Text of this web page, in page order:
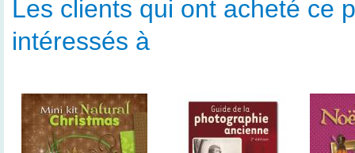
Les clients qui ont acheté ce
intéressés à